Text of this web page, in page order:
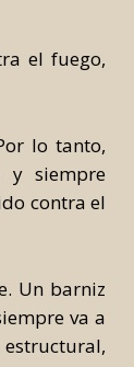
el fuego,
lo tanto,
y siempre
contra el
Un barniz
va a